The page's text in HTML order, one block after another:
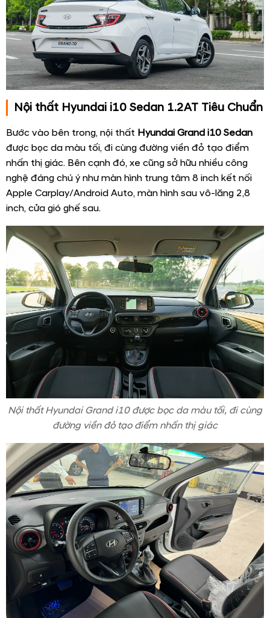
Nội thất Hyundai i10 Sedan 1.2AT Tiêu Chuẩn
Bước vào bên trong, nội thất Hyundai Grand i10 Sedan
được bọc da màu tối, đi cùng đường viền đỏ tạo điểm
nhấn thị giác. Bên cạnh đó, xe cũng sở hữu nhiều công
nghệ đáng chú ý như màn hình trung tâm 8 inch kết nối
Apple Carplay/Android Auto, màn hình sau vô-lăng 2,8
inch, cửa gió ghế sau.
Nội thất Hyundai Grand i10 được bọc da màu tối, đi cùng
đường viền đỏ tạo điểm nhấn thị giác